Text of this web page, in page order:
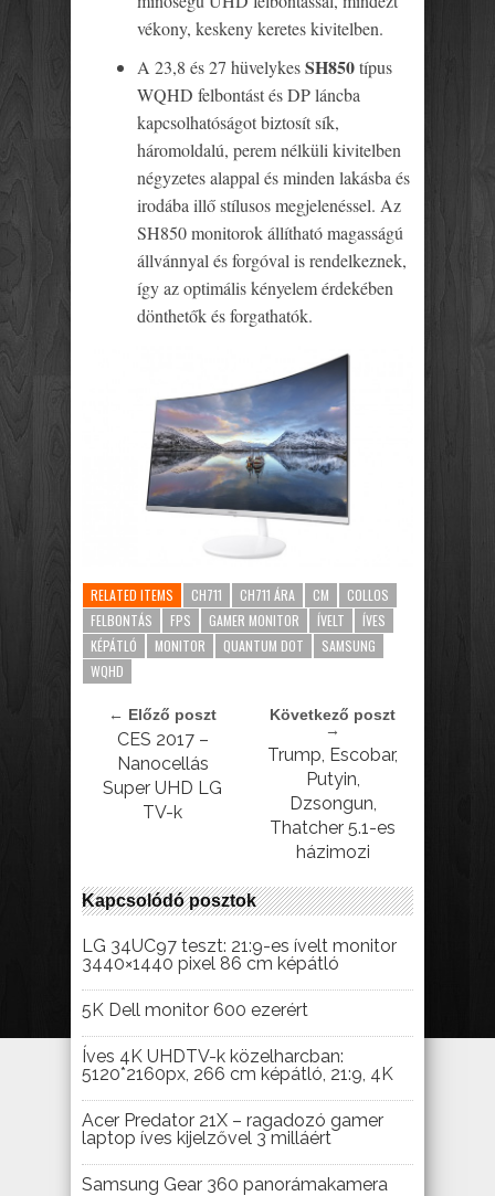
vékony, keskeny keretes kivitelben.
A 23,8 és 27 hüvelykesSH850típus
WQHD felbontást és DP láncba
kapcsolhatóságot biztosít sík,
háromoldalú, perem nélküli kivitelben
négyzetes alappal és minden lakásba és
irodába illő stílusos megjelenéssel. Az
SH850 monitorok állítható magasságú
állvánnyal és forgóval is rendelkeznek,
így az optimális kényelem érdekében
dönthetők és forgathatók.
RELATED ITEMS CH711 CH711 ÁRA CM
COLLOS
FELBONTÁS
FPS GAMER MONITOR ÍVELT
ÍVES
KÉPÁTLÓ
MONITOR QUANTUM DOT
SAMSUNG
WQHD
← Előző poszt
CES 2017 –
Nanocellás
Super UHD LG
TV-k
Következő poszt
→
Trump, Escobar,
Putyin,
Dzsongun,
Thatcher 5.1-es
házimozi
Kapcsolódó posztok
LG 34UC97 teszt: 21:9-es ívelt monitor
3440×1440 pixel 86 cm képátló
5K Dell monitor 600 ezerért
Íves 4K UHDTV-k közelharcban:
5120*2160px, 266 cm képátló, 21:9, 4K
Acer Predator 21X – ragadozó gamer
laptop íves kijelzővel 3 milláért
Samsung Gear 360 panorámakamera